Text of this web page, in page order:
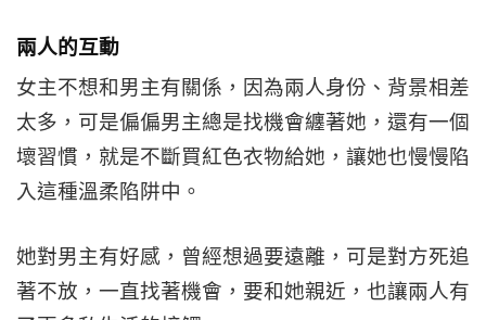
兩人的互動
女主不想和男主有關係，因為兩人身份、背景相差
太多，可是偏偏男主總是找機會纏著她，還有一個
壞習慣，就是不斷買紅色衣物給她，讓她也慢慢陷
入這種溫柔陷阱中。
她對男主有好感，曾經想過要遠離，可是對方死追
著不放，一直找著機會，要和她親近，也讓兩人有